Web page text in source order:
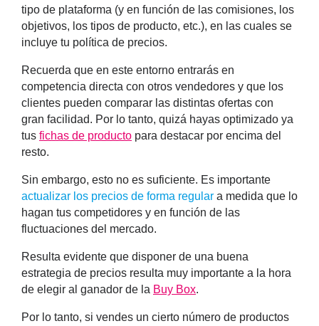
tipo de plataforma (y en función de las comisiones, los
objetivos, los tipos de producto, etc.), en las cuales se
incluye tu política de precios.
Recuerda que en este entorno entrarás en
competencia directa con otros vendedores y que los
clientes pueden comparar las distintas ofertas con
gran facilidad. Por lo tanto, quizá hayas optimizado ya
tus fichas de producto para destacar por encima del
resto.
Sin embargo, esto no es suficiente. Es importante
actualizar los precios de forma regular a medida que lo
hagan tus competidores y en función de las
fluctuaciones del mercado.
Resulta evidente que disponer de una buena
estrategia de precios resulta muy importante a la hora
de elegir al ganador de la Buy Box.
Por lo tanto, si vendes un cierto número de productos